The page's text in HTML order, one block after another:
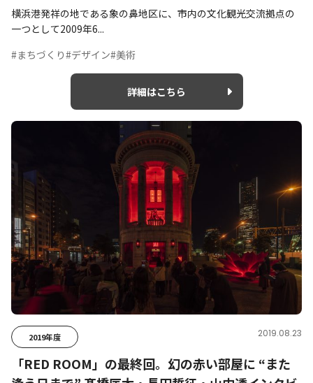
横浜港発祥の地である象の鼻地区に、市内の文化観光交流拠点の
一つとして2009年6...
#まちづくり#デザイン#美術
詳細はこちら
2019年度 2019.08.23
「RED ROOM」の最終回。幻の赤い部屋に “また